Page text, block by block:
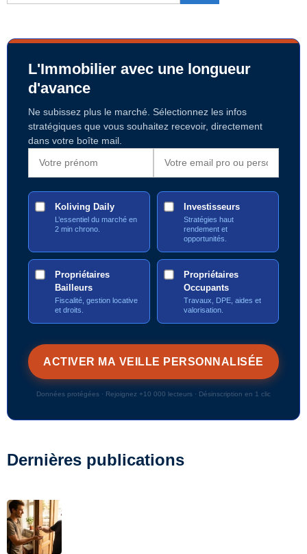
L'Immobilier avec une longueur
d'avance
Ne subissez plus le marché. Sélectionnez les infos
stratégiques que vous souhaitez recevoir, directement
dans votre boîte mail.
Koliving Daily
L’essentiel du marché en
2 min chrono.
Investisseurs
Stratégies haut
rendement et
opportunités.
Propriétaires
Bailleurs
Fiscalité, gestion locative
et droits.
Propriétaires
Occupants
Travaux, DPE, aides et
valorisation.
Données protégées · Rejoignez +10 000 lecteurs · Désinscription en 1 clic
Dernières publications